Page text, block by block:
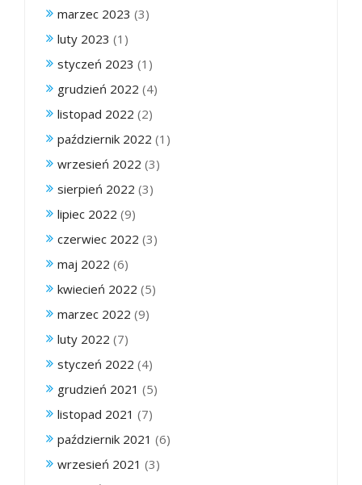
marzec 2023 (3)
luty 2023 (1)
styczeń 2023 (1)
grudzień 2022 (4)
listopad 2022 (2)
październik 2022 (1)
wrzesień 2022 (3)
sierpień 2022 (3)
lipiec 2022 (9)
czerwiec 2022 (3)
maj 2022 (6)
kwiecień 2022 (5)
marzec 2022 (9)
luty 2022 (7)
styczeń 2022 (4)
grudzień 2021 (5)
listopad 2021 (7)
październik 2021 (6)
wrzesień 2021 (3)